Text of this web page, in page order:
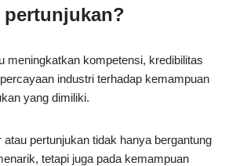
pertunjukan?
meningkatkan kompetensi, kredibilitas
industri terhadap kemampuan
yang dimiliki.
pertunjukan tidak hanya bergantung
tetapi juga pada kemampuan